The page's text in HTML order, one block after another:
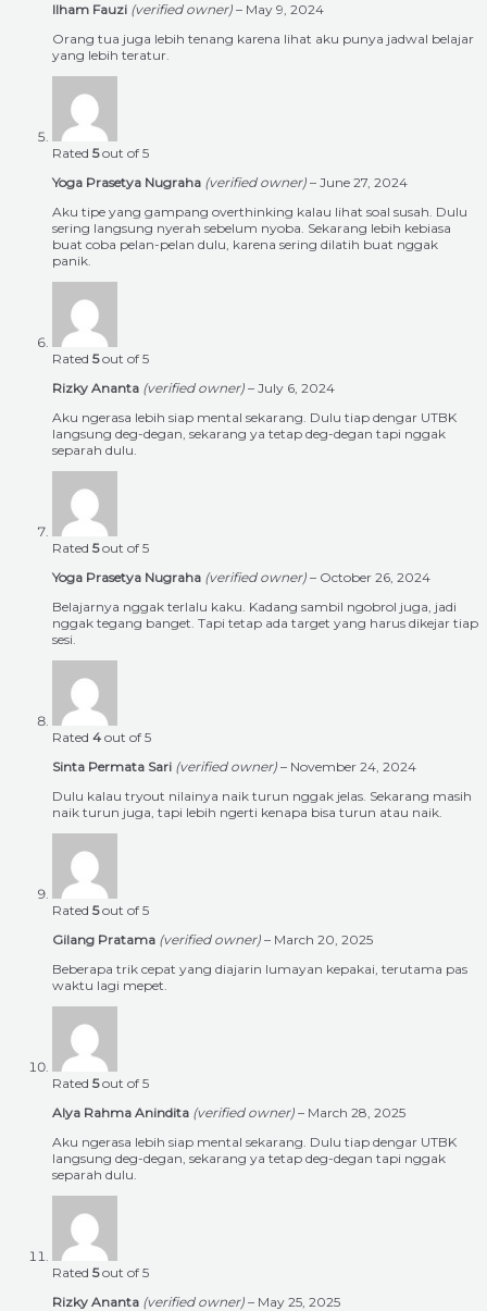
Ilham Fauzi (verified owner) – May 9, 2024
Orang tua juga lebih tenang karena lihat aku punya jadwal belajar
yang lebih teratur.
Rated 5out of 5
Yoga Prasetya Nugraha (verified owner) – June 27, 2024
Aku tipe yang gampang overthinking kalau lihat soal susah. Dulu
sering langsung nyerah sebelum nyoba. Sekarang lebih kebiasa
buat coba pelan-pelan dulu, karena sering dilatih buat nggak
panik.
Rated 5out of 5
Rizky Ananta (verified owner) – July 6, 2024
Aku ngerasa lebih siap mental sekarang. Dulu tiap dengar UTBK
langsung deg-degan, sekarang ya tetap deg-degan tapi nggak
separah dulu.
Rated 5out of 5
Yoga Prasetya Nugraha (verified owner) – October 26, 2024
Belajarnya nggak terlalu kaku. Kadang sambil ngobrol juga, jadi
nggak tegang banget. Tapi tetap ada target yang harus dikejar tiap
sesi.
Rated 4 out of 5
Sinta Permata Sari (verified owner) – November 24, 2024
Dulu kalau tryout nilainya naik turun nggak jelas. Sekarang masih
naik turun juga, tapi lebih ngerti kenapa bisa turun atau naik.
Rated 5out of 5
Gilang Pratama (verified owner) – March 20, 2025
Beberapa trik cepat yang diajarin lumayan kepakai, terutama pas
waktu lagi mepet.
Rated 5out of 5
Alya Rahma Anindita (verified owner) – March 28, 2025
Aku ngerasa lebih siap mental sekarang. Dulu tiap dengar UTBK
langsung deg-degan, sekarang ya tetap deg-degan tapi nggak
separah dulu.
Rated 5out of 5
Rizky Ananta (verified owner) – May 25, 2025